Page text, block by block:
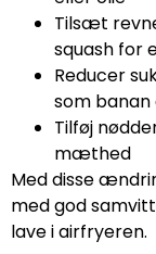
Tilsæt
squash for
Reducer
som
Tilføj
mæthed
Med disse
med god
lave i airfryeren.